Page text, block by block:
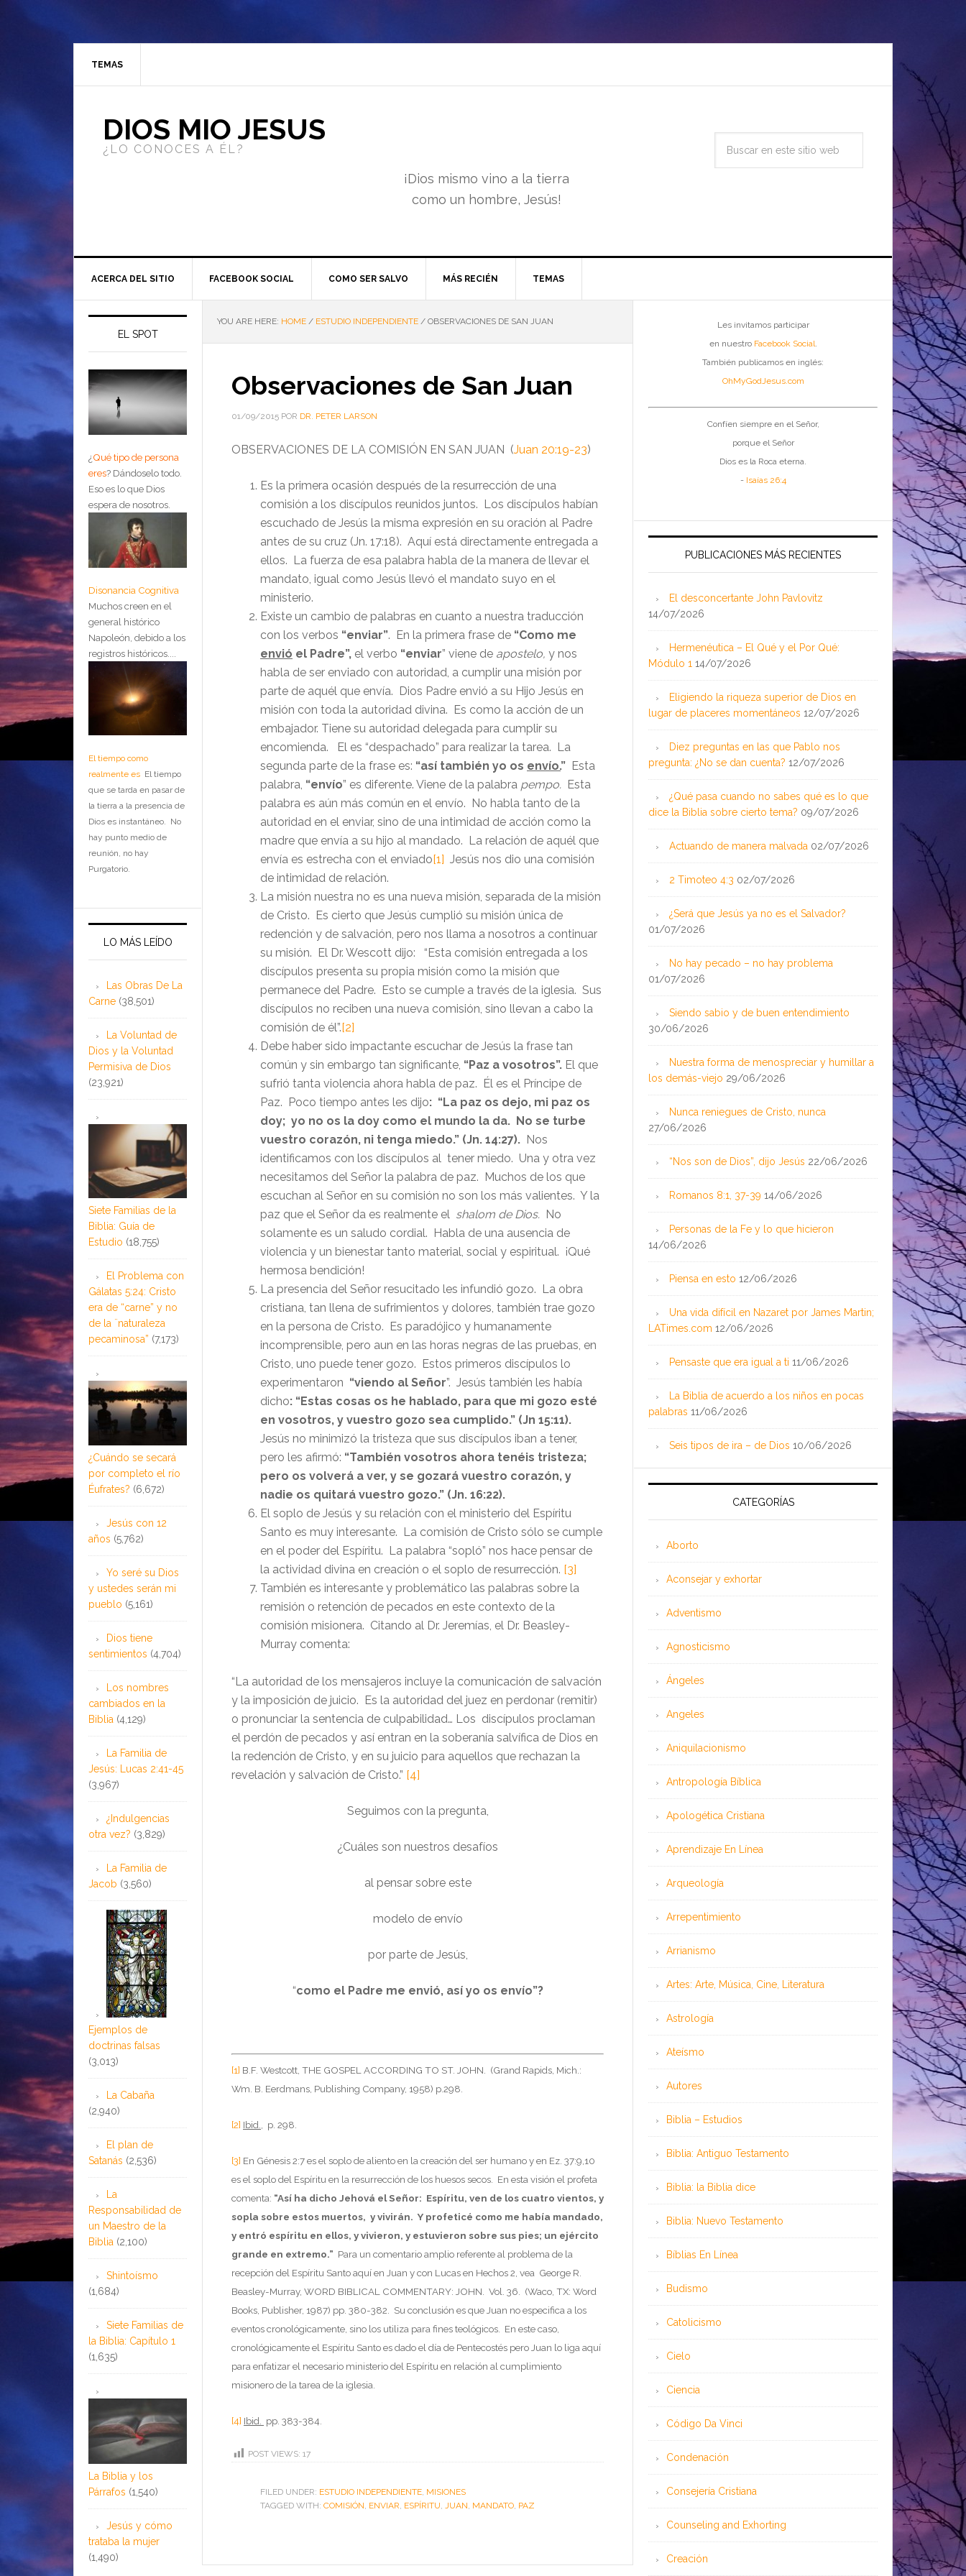
TEMAS
DIOS MIO JESUS
¿LO CONOCES A ÉL?
¡Dios mismo vino a la tierra
como un hombre, Jesús!
ACERCA DEL SITIO FACEBOOK SOCIAL COMO SER SALVO MÁS RECIÉN TEMAS
YOU ARE HERE: HOME / ESTUDIO INDEPENDIENTE / OBSERVACIONES DE SAN JUAN
Observaciones de San Juan
01/09/2015 POR DR. PETER LARSON
OBSERVACIONES DE LA COMISIÓN EN SAN JUAN (Juan 20:19-23)
Es la primera ocasión después de la resurrección de una
comisión a los discípulos reunidos juntos. Los discípulos habían
escuchado de Jesús la misma expresión en su oración al Padre
antes de su cruz (Jn. 17:18). Aquí está directamente entregada a
ellos. La fuerza de esa palabra habla de la manera de llevar el
mandato, igual como Jesús llevó el mandato suyo en el
ministerio.
Existe un cambio de palabras en cuanto a nuestra traducción
con los verbos “enviar”. En la primera frase de “Como me
envió el Padre”, el verbo “enviar” viene de apostelo, y nos
habla de ser enviado con autoridad, a cumplir una misión por
parte de aquél que envía. Dios Padre envió a su Hijo Jesús en
misión con toda la autoridad divina. Es como la acción de un
embajador. Tiene su autoridad delegada para cumplir su
encomienda. El es “despachado” para realizar la tarea. La
segunda parte de la frase es: “así también yo os envío.” Esta
palabra, “envío” es diferente. Viene de la palabra pempo. Esta
palabra es aún más común en el envío. No habla tanto de la
autoridad en el enviar, sino de una intimidad de acción como la
madre que envía a su hijo al mandado. La relación de aquél que
envía es estrecha con el enviado[1] Jesús nos dio una comisión
de intimidad de relación.
La misión nuestra no es una nueva misión, separada de la misión
de Cristo. Es cierto que Jesús cumplió su misión única de
redención y de salvación, pero nos llama a nosotros a continuar
su misión. El Dr. Wescott dijo: “Esta comisión entregada a los
discípulos presenta su propia misión como la misión que
permanece del Padre. Esto se cumple a través de la iglesia. Sus
discípulos no reciben una nueva comisión, sino llevan a cabo la
comisión de él”.[2]
Debe haber sido impactante escuchar de Jesús la frase tan
común y sin embargo tan significante, “Paz a vosotros”. El que
sufrió tanta violencia ahora habla de paz. Él es el Príncipe de
Paz. Poco tiempo antes les dijo: “La paz os dejo, mi paz os
doy; yo no os la doy como el mundo la da. No se turbe
vuestro corazón, ni tenga miedo.” (Jn. 14:27). Nos
identificamos con los discípulos al tener miedo. Una y otra vez
necesitamos del Señor la palabra de paz. Muchos de los que
escuchan al Señor en su comisión no son los más valientes. Y la
paz que el Señor da es realmente el shalom de Dios. No
solamente es un saludo cordial. Habla de una ausencia de
violencia y un bienestar tanto material, social y espiritual. ¡Qué
hermosa bendición!
La presencia del Señor resucitado les infundió gozo. La obra
cristiana, tan llena de sufrimientos y dolores, también trae gozo
en la persona de Cristo. Es paradójico y humanamente
incomprensible, pero aun en las horas negras de las pruebas, en
Cristo, uno puede tener gozo. Estos primeros discípulos lo
experimentaron “viendo al Señor”. Jesús también les había
dicho: “Estas cosas os he hablado, para que mi gozo esté
en vosotros, y vuestro gozo sea cumplido.” (Jn 15:11).
Jesús no minimizó la tristeza que sus discípulos iban a tener,
pero les afirmó: “También vosotros ahora tenéis tristeza;
pero os volverá a ver, y se gozará vuestro corazón, y
nadie os quitará vuestro gozo.” (Jn. 16:22).
El soplo de Jesús y su relación con el ministerio del Espíritu
Santo es muy interesante. La comisión de Cristo sólo se cumple
en el poder del Espíritu. La palabra “sopló” nos hace pensar de
la actividad divina en creación o el soplo de resurrección. [3]
También es interesante y problemático las palabras sobre la
remisión o retención de pecados en este contexto de la
comisión misionera. Citando al Dr. Jeremías, el Dr. Beasley-
Murray comenta:
“La autoridad de los mensajeros incluye la comunicación de salvación
y la imposición de juicio. Es la autoridad del juez en perdonar (remitir)
o pronunciar la sentencia de culpabilidad… Los discípulos proclaman
el perdón de pecados y así entran en la soberanía salvífica de Dios en
la redención de Cristo, y en su juicio para aquellos que rechazan la
revelación y salvación de Cristo.” [4]
Seguimos con la pregunta,
¿Cuáles son nuestros desafíos
al pensar sobre este
modelo de envío
por parte de Jesús,
“como el Padre me envió, así yo os envío”?
[1] B.F. Westcott, THE GOSPEL ACCORDING TO ST. JOHN. (Grand Rapids, Mich.:
Wm. B. Eerdmans, Publishing Company, 1958) p.298.
[2] Ibid., p. 298.
[3] En Génesis 2:7 es el soplo de aliento en la creación del ser humano y en Ez. 37:9,10
es el soplo del Espíritu en la resurrección de los huesos secos. En esta visión el profeta
comenta: “Así ha dicho Jehová el Señor: Espíritu, ven de los cuatro vientos, y
sopla sobre estos muertos, y vivirán. Y profeticé como me había mandado,
y entró espíritu en ellos, y vivieron, y estuvieron sobre sus pies; un ejército
grande en extremo.” Para un comentario amplio referente al problema de la
recepción del Espíritu Santo aquí en Juan y con Lucas en Hechos 2, vea George R.
Beasley-Murray, WORD BIBLICAL COMMENTARY: JOHN. Vol. 36. (Waco, TX: Word
Books, Publisher, 1987) pp. 380-382. Su conclusión es que Juan no especifica a los
eventos cronológicamente, sino los utiliza para fines teológicos. En este caso,
cronológicamente el Espíritu Santo es dado el día de Pentecostés pero Juan lo liga aquí
para enfatizar el necesario ministerio del Espíritu en relación al cumplimiento
misionero de la tarea de la iglesia.
[4] Ibid. pp. 383-384.
POST VIEWS: 17
FILED UNDER: ESTUDIO INDEPENDIENTE, MISIONES
TAGGED WITH: COMISIÓN, ENVIAR, ESPÍRITU, JUAN, MANDATO, PAZ
Les invitamos participar
en nuestro Facebook Social.
También publicamos en inglés:
OhMyGodJesus.com
Confíen siempre en el Señor,
porque el Señor
Dios es la Roca eterna.
- Isaías 26:4
PUBLICACIONES MÁS RECIENTES
El desconcertante John Pavlovitz
14/07/2026
Hermenéutica – El Qué y el Por Qué:
Módulo 1 14/07/2026
Eligiendo la riqueza superior de Dios en
lugar de placeres momentáneos 12/07/2026
Diez preguntas en las que Pablo nos
pregunta: ¿No se dan cuenta? 12/07/2026
¿Qué pasa cuando no sabes qué es lo que
dice la Biblia sobre cierto tema? 09/07/2026
Actuando de manera malvada 02/07/2026
2 Timoteo 4:3 02/07/2026
¿Será que Jesús ya no es el Salvador?
01/07/2026
No hay pecado – no hay problema
01/07/2026
Siendo sabio y de buen entendimiento
30/06/2026
Nuestra forma de menospreciar y humillar a
los demás-viejo 29/06/2026
Nunca reniegues de Cristo, nunca
27/06/2026
“Nos son de Dios”, dijo Jesús 22/06/2026
Romanos 8:1, 37-39 14/06/2026
Personas de la Fe y lo que hicieron
14/06/2026
Piensa en esto 12/06/2026
Una vida difícil en Nazaret por James Martin;
LATimes.com 12/06/2026
Pensaste que era igual a ti 11/06/2026
La Biblia de acuerdo a los niños en pocas
palabras 11/06/2026
Seis tipos de ira – de Dios 10/06/2026
CATEGORÍAS
Aborto
Aconsejar y exhortar
Adventismo
Agnosticismo
Ángeles
Angeles
Aniquilacionismo
Antropología Bíblica
Apologética Cristiana
Aprendizaje En Línea
Arqueología
Arrepentimiento
Arrianismo
Artes: Arte, Música, Cine, Literatura
Astrología
Ateísmo
Autores
Biblia – Estudios
Biblia: Antiguo Testamento
Biblia: la Biblia dice
Biblia: Nuevo Testamento
Bíblias En Línea
Budismo
Catolicismo
Cielo
Ciencia
Código Da Vinci
Condenación
Consejería Cristiana
Counseling and Exhorting
Creación
EL SPOT
¿Qué tipo de persona
eres? Dándoselo todo.
Eso es lo que Dios
espera de nosotros.
Disonancia Cognitiva
Muchos creen en el
general histórico
Napoleón, debido a los
registros históricos....
El tiempo como
realmente es El tiempo
que se tarda en pasar de
la tierra a la presencia de
Dios es instantáneo. No
hay punto medio de
reunión, no hay
Purgatorio.
LO MÁS LEÍDO
Las Obras De La
Carne (38,501)
La Voluntad de
Dios y la Voluntad
Permisiva de Dios
(23,921)
Siete Familias de la
Biblia: Guía de
Estudio (18,755)
El Problema con
Gálatas 5:24: Cristo
era de “carne” y no
de la ¨naturaleza
pecaminosa” (7,173)
¿Cuándo se secará
por completo el río
Éufrates? (6,672)
Jesús con 12
años (5,762)
Yo seré su Dios
y ustedes serán mi
pueblo (5,161)
Dios tiene
sentimientos (4,704)
Los nombres
cambiados en la
Biblia (4,129)
La Familia de
Jesús: Lucas 2:41-45
(3,967)
¿Indulgencias
otra vez? (3,829)
La Familia de
Jacob (3,560)
Ejemplos de
doctrinas falsas
(3,013)
La Cabaña
(2,940)
El plan de
Satanás (2,536)
La
Responsabilidad de
un Maestro de la
Biblia (2,100)
Shintoísmo
(1,684)
Siete Familias de
la Biblia: Capítulo 1
(1,635)
La Biblia y los
Párrafos (1,540)
Jesús y cómo
trataba la mujer
(1,490)